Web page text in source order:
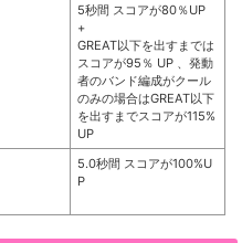
5秒間 スコアが80％UP
+
GREAT以下を出すまでは
スコアが95％ UP 、発動
者のバンド編成がクール
のみの場合はGREAT以下
を出すまでスコアが115%
UP
5.0秒間 スコアが100%U
P